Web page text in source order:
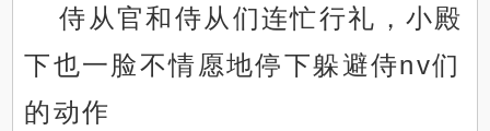
侍从官和侍从们连忙行礼，小殿
下也一脸不情愿地停下躲避侍nv们
的动作